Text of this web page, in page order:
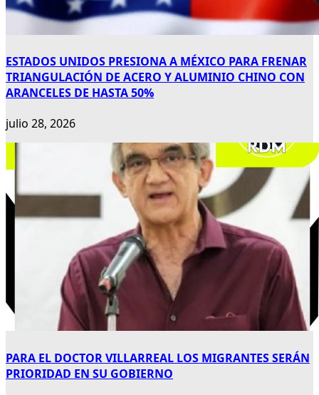
ESTADOS UNIDOS PRESIONA A MÉXICO PARA FRENAR
TRIANGULACIÓN DE ACERO Y ALUMINIO CHINO CON
ARANCELES DE HASTA 50%
julio 28, 2026
PARA EL DOCTOR VILLARREAL LOS MIGRANTES SERÁN
PRIORIDAD EN SU GOBIERNO